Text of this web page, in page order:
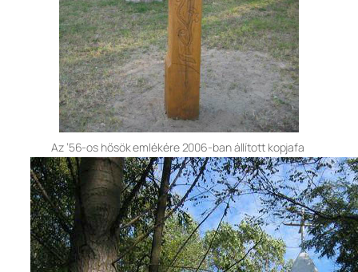
Az ’56-os hősök emlékére 2006-ban állított kopjafa